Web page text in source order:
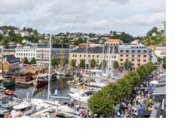
spår
to land som har
siste femårsperioden,